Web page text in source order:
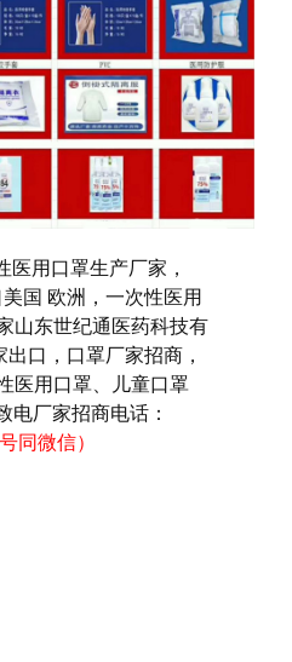
医用口罩生产厂家，
国 欧洲，一次性医用
山东世纪通医药科技有
口，口罩厂家招商，
医用口罩、儿童口罩
电厂家招商电话：
同微信）